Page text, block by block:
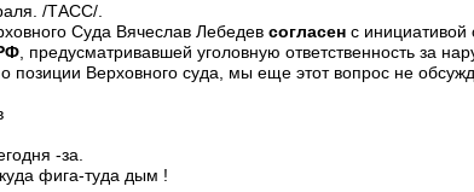
/ТАСС/.
Суда Вячеслав Лебедев согласен с инициативой
, предусматривавшей уголовную ответственность за
о позиции Верховного суда, мы еще этот вопрос не
-за.
фига-туда дым !